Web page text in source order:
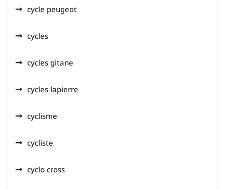
cycle peugeot
cycles
cycles gitane
cycles lapierre
cyclisme
cycliste
cyclo cross